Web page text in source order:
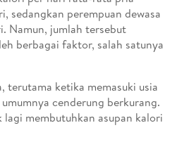
sedangkan perempuan dewasa
Namun, jumlah tersebut
berbagai faktor, salah satunya
terutama ketika memasuki usia
cenderung berkurang.
membutuhkan asupan kalori